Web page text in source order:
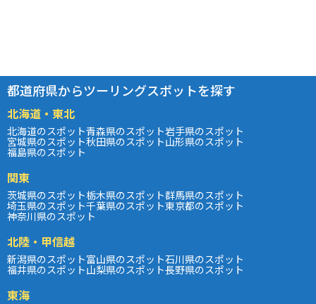
都道府県からツーリングスポットを探す
北海道・東北
北海道のスポット青森県のスポット岩手県のスポット
宮城県のスポット秋田県のスポット山形県のスポット
福島県のスポット
関東
茨城県のスポット栃木県のスポット群馬県のスポット
埼玉県のスポット千葉県のスポット東京都のスポット
神奈川県のスポット
北陸・甲信越
新潟県のスポット富山県のスポット石川県のスポット
福井県のスポット山梨県のスポット長野県のスポット
東海